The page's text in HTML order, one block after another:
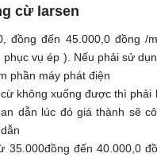
cừ larsen
đồng đến 45.000,0 đồng /
vụ ép ). Nếu phải sử
phần máy phát điện
không xuống được thì phải
dẫn lúc đó giá thành sẽ
35.000đồng đến 40.000,0